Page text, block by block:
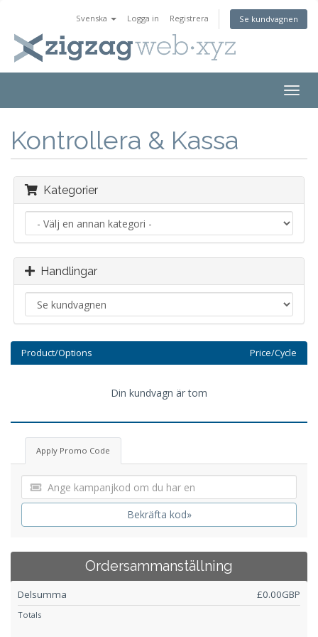
Svenska Logga in Registrera Se kundvagnen
Kontrollera & Kassa
Kategorier
Handlingar
Product/Options Price/Cycle
Din kundvagn är tom
Apply Promo Code
Bekräfta kod»
Ordersammanställning
Delsumma £0.00GBP
Totals